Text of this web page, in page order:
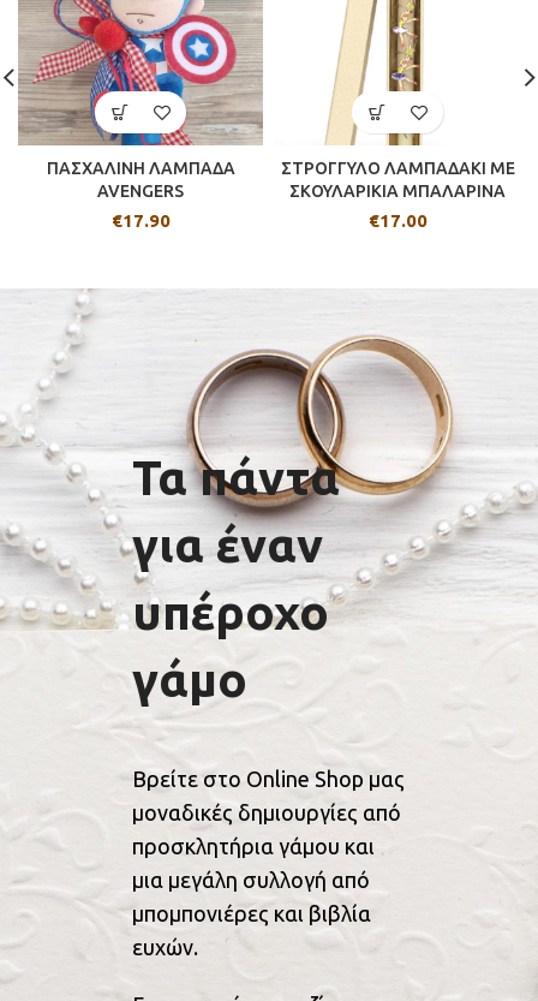
ΠΑΣΧΑΛΙΝΗ ΛΑΜΠΑΔΑ
AVENGERS
€17.90
ΣΤΡΟΓΓΥΛΟ ΛΑΜΠΑΔΑΚΙ ΜΕ
ΣΚΟΥΛΑΡΙΚΙΑ ΜΠΑΛΑΡΙΝΑ
€17.00
Τα πάντα
για έναν
υπέροχο
γάμο
Βρείτε στο Online Shop μας
μοναδικές δημιουργίες από
προσκλητήρια γάμου και
μια μεγάλη συλλογή από
μπομπονιέρες και βιβλία
ευχών.